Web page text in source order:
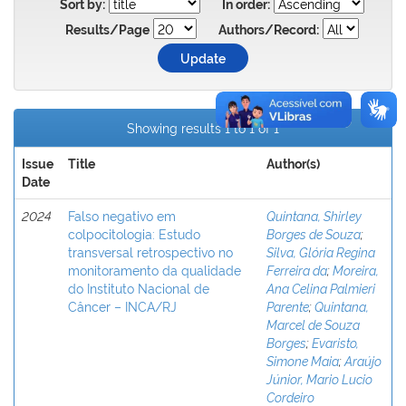
Sort by:
In order:
Results/Page
Authors/Record:
Showing results 1 to 1 of 1
Issue
Date
Title Author(s)
2024
Falso negativo em
colpocitologia: Estudo
transversal retrospectivo no
monitoramento da qualidade
do Instituto Nacional de
Câncer – INCA/RJ
Quintana, Shirley
Borges de Souza;
Silva, Glória Regina
Ferreira da;Moreira,
Ana Celina Palmieri
Parente;Quintana,
Marcel de Souza
Borges;Evaristo,
Simone Maia;Araújo
Júnior, Mario Lucio
Cordeiro